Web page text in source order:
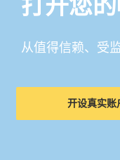
打开您
从值得信赖、受
开设真实账